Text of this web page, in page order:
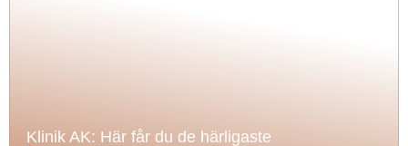
Klinik AK: Här får du de härligaste